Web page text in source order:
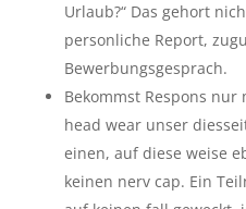
Urlaub?“ Das gehort
personliche Report,
Bewerbungsgesprach.
Bekommst Respons
head wear unser
einen, auf diese weise
keinen nerv cap. Ein